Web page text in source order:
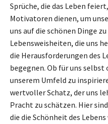
Sprüche, die das Leben
Motivatoren dienen, um
uns auf die schönen Dinge
Lebensweisheiten, die uns
die Herausforderungen des
begegnen. Ob für uns selbst
unserem Umfeld zu
wertvoller Schatz, der uns
Pracht zu schätzen. Hier
die die Schönheit des